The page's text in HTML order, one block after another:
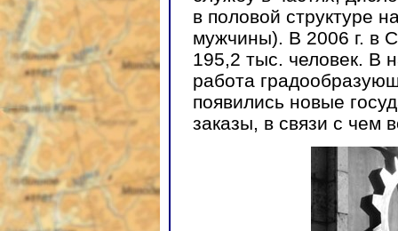
в половой структуре
мужчины). В 2006 г. в
195,2 тыс. человек. В
работа
появились новые
заказы, в связи с чем